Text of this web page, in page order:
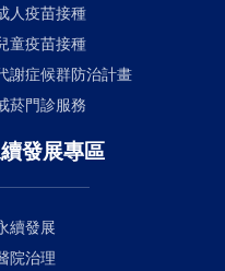
人疫苗接種
童疫苗接種
謝症候群防治計畫
菸門診服務
發展專區
續發展
院治理